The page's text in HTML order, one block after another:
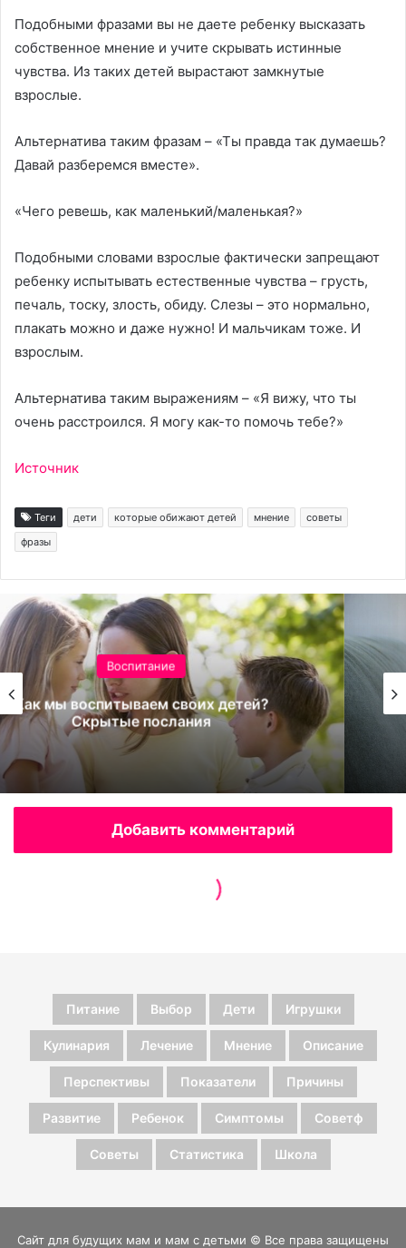
Питание Выбор Дети Игрушки
Кулинария Лечение Мнение Описание
Перспективы Показатели Причины
Развитие Ребенок Симптомы Советф
Советы Статистика Школа
Сайт для будущих мам и мам с детьми © Все права защищены